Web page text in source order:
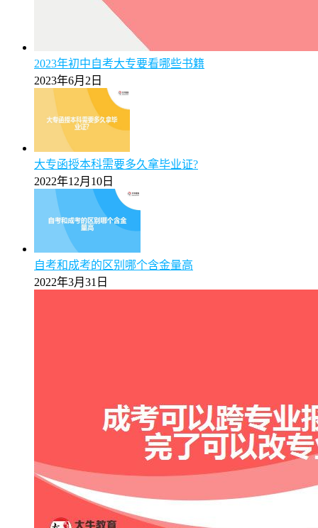
2023年初中自考大专要看哪些书籍
2023年6月2日
大专函授本科需要多久拿毕业证?
2022年12月10日
自考和成考的区别哪个含金量高
2022年3月31日